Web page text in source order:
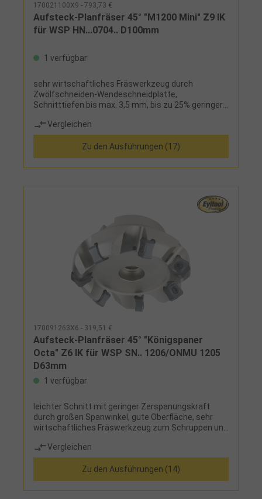
170021100X9 - 793,73 €
Aufsteck-Planfräser 45° "M1200 Mini" Z9 IK
für WSP HN...0704.. D100mm
1 verfügbar
sehr wirtschaftliches Fräswerkzeug durch
Zwölfschneiden-Wendeschneidplatte,
Schnitttiefen bis max. 3,5 mm, bis zu 25% geringere
zu 35% höhere Standzeiten bei leichten bis
schweren Bearbeitungen, sehr gute Oberflächen bei
Einsatz einer oder mehrerer Wiper-
WendeschneidplattenHinweis:Weitere
Ausführungen des Planfräsers M1200 finden Sie in
Vergleichen
Zu den Ausführungen (17)
170091263X6 - 319,51 €
Aufsteck-Planfräser 45° "Königspaner
Octa" Z6 IK für WSP SN.. 1206/ONMU 1205
D63mm
1 verfügbar
leichter Schnitt mit geringer Zerspanungskraft
durch großen Spanwinkel, gute Oberfläche, sehr
wirtschaftliches Fräswerkzeug zum Schruppen und
SN..1206 mit 4 Schneidecken (= 8 Schneiden) und
für doppelseitige Wendeschneidplatte ONMU 1205
mit 8 Schneidecken (= 16 Schneiden)
Vergleichen
Zu den Ausführungen (14)